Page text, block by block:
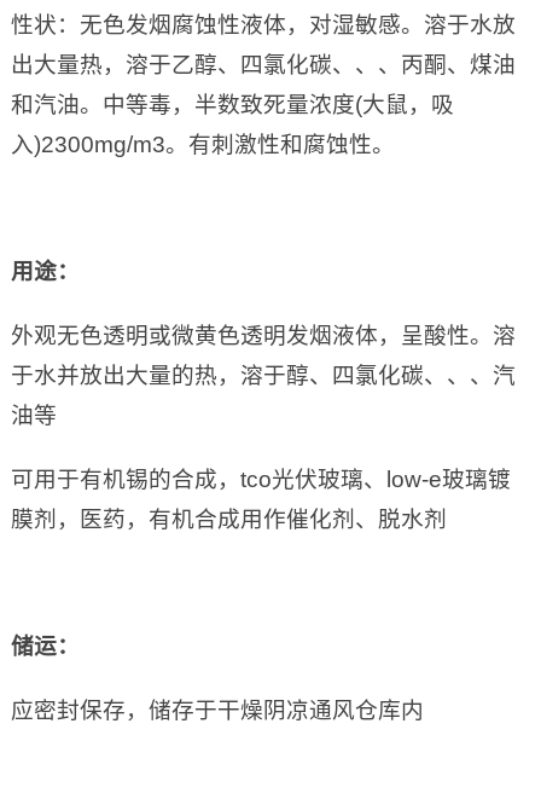
性状：无色发烟腐蚀性液体，对湿敏感。溶于水放
出大量热，溶于乙醇、四氯化碳、、、丙酮、煤油
和汽油。中等毒，半数致死量浓度(大鼠，吸
入)2300mg/m3。有刺激性和腐蚀性。
用途：
外观无色透明或微黄色透明发烟液体，呈酸性。溶
于水并放出大量的热，溶于醇、四氯化碳、、、汽
油等
可用于有机锡的合成，tco光伏玻璃、low-e玻璃镀
膜剂，医药，有机合成用作催化剂、脱水剂
储运：
应密封保存，储存于干燥阴凉通风仓库内